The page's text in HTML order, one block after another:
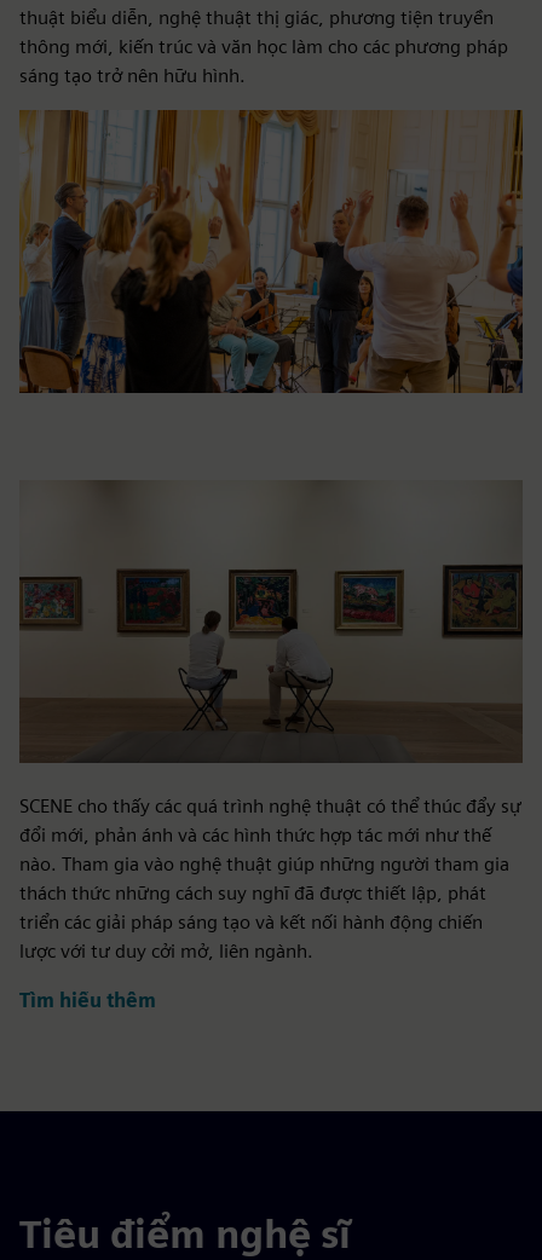
thuật biểu diễn, nghệ thuật thị giác, phương tiện truyền
thông mới, kiến trúc và văn học làm cho các phương pháp
sáng tạo trở nên hữu hình.
SCENE cho thấy các quá trình nghệ thuật có thể thúc đẩy sự
đổi mới, phản ánh và các hình thức hợp tác mới như thế
nào. Tham gia vào nghệ thuật giúp những người tham gia
thách thức những cách suy nghĩ đã được thiết lập, phát
triển các giải pháp sáng tạo và kết nối hành động chiến
lược với tư duy cởi mở, liên ngành.
Tìm hiểu thêm
Tiêu điểm nghệ sĩ